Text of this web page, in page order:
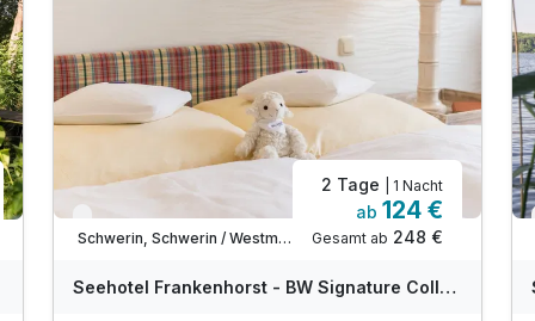
Ausstattung
Für 5 Tage 341,00 €
WAR
Verfügbar bis Dezember
Schwerin, Schwerin / Westmecklenburg
2 Tage | 1 Nacht
ab 124 €
Gesamt ab 248 €
Seehotel Frankenhorst - BW Signature Collection